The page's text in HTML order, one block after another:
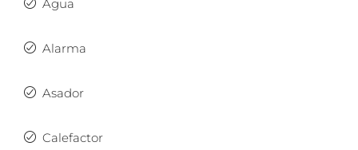
Agua
Alarma
Asador
Calefactor